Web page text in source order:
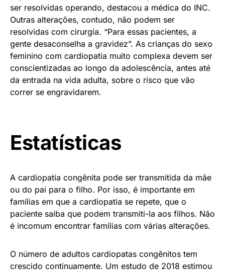
ser resolvidas operando, destacou a médica do INC.
Outras alterações, contudo, não podem ser
resolvidas com cirurgia. “Para essas pacientes, a
gente desaconselha a gravidez”. As crianças do sexo
feminino com cardiopatia muito complexa devem ser
conscientizadas ao longo da adolescência, antes até
da entrada na vida adulta, sobre o risco que vão
correr se engravidarem.
Estatísticas
A cardiopatia congênita pode ser transmitida da mãe
ou do pai para o filho. Por isso, é importante em
famílias em que a cardiopatia se repete, que o
paciente saiba que podem transmiti-la aos filhos. Não
é incomum encontrar famílias com várias alterações.
O número de adultos cardiopatas congênitos tem
crescido continuamente. Um estudo de 2018 estimou